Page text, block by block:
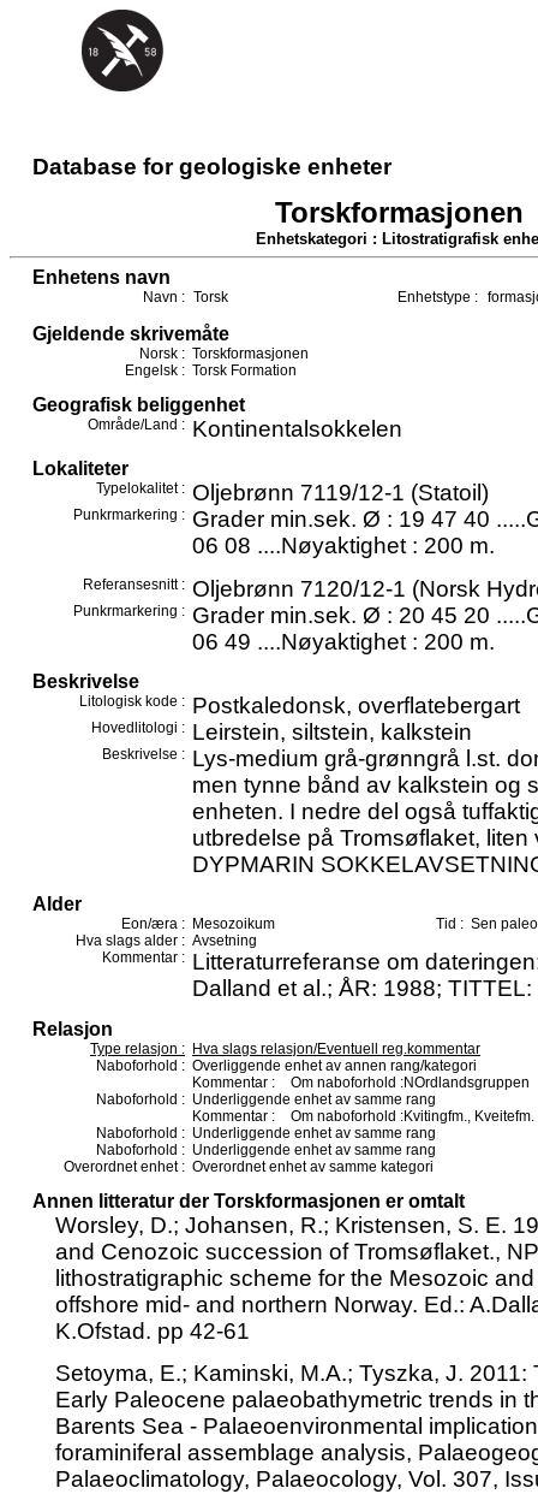
Database for geologiske enheter
Torskformasjonen
Enhetskategori : Litostratigrafisk
Enhetens navn
Navn : Torsk Enhetstype :
Gjeldende skrivemåte
Norsk : Torskformasjonen
Engelsk : Torsk Formation
Geografisk beliggenhet
Område/Land : Kontinentalsokkelen
Lokaliteter
Typelokalitet : Oljebrønn 7119/12-1 (Statoil)
Punkrmarkering : Grader min.sek. Ø : 19 47 40
06 08 ....Nøyaktighet : 200 m.
Referansesnitt : Oljebrønn 7120/12-1 (Norsk
Punkrmarkering : Grader min.sek. Ø : 20 45 20
06 49 ....Nøyaktighet : 200 m.
Beskrivelse
Litologisk kode : Postkaledonsk, overflatebergart
Hovedlitologi : Leirstein, siltstein, kalkstein
Beskrivelse : Lys-medium grå-grønngrå l.st.
men tynne bånd av kalkstein og
enheten. I nedre del også
utbredelse på Tromsøflaket, liten
DYPMARIN
Alder
Eon/æra : Mesozoikum Tid : Sen
Hva slags alder : Avsetning
Kommentar : Litteraturreferanse om
Dalland et al.; ÅR: 1988; TITTEL:
Relasjon
Type relasjon : Hva slags relasjon/Eventuell reg.kommentar
Naboforhold : Overliggende enhet av annen rang/kategori
Kommentar :
Om naboforhold :NOrdlandsgruppen
Naboforhold : Underliggende enhet av samme rang
Kommentar :
Om naboforhold :Kvitingfm., Kveitefm.
Naboforhold : Underliggende enhet av samme rang
Naboforhold : Underliggende enhet av samme rang
Overordnet enhet : Overordnet enhet av samme kategori
Annen litteratur der Torskformasjonen er omtalt
Worsley, D.; Johansen, R.; Kristensen, S. E.
and Cenozoic succession of Tromsøflaket.,
lithostratigraphic scheme for the Mesozoic
offshore mid- and northern Norway. Ed.:
K.Ofstad. pp 42-61
Setoyma, E.; Kaminski, M.A.; Tyszka, J.
Early Paleocene palaeobathymetric trends in
Barents Sea - Palaeoenvironmental
foraminiferal assemblage analysis,
Palaeoclimatology, Palaeocology, Vol. 307,